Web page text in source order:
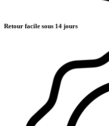
Retour facile sous 14 jours